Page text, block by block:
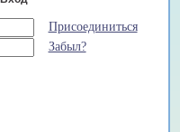
Присоединиться
Забыл?